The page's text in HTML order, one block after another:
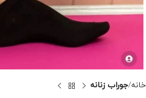
خانه جوراب زنانه